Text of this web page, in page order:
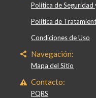
Política de
Política de
Condiciones de Uso
Navegación:
Mapa del Sitio
Contacto:
PQRS